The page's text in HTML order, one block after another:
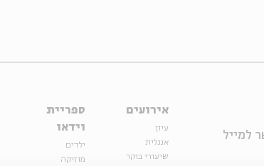
למייל
אירועים
עיון
אנגלית
שיעורי בוקר
ספריית
וידאו
ילדים
מוזיקה